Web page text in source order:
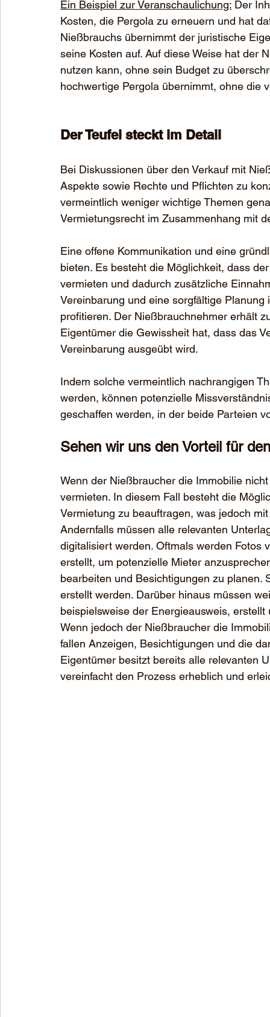
Ein Beispiel zur Veranschaulichung: Der
Kosten, die Pergola zu erneuern und hat
Nießbrauchs übernimmt der juristische
seine Kosten auf. Auf diese Weise hat der
nutzen kann, ohne sein Budget zu
hochwertige Pergola übernimmt, ohne die
Der Teufel steckt im Detail
Bei Diskussionen über den Verkauf mit
Aspekte sowie Rechte und Pflichten zu
vermeintlich weniger wichtige Themen
Vermietungsrecht im Zusammenhang mit
Eine offene Kommunikation und eine
bieten. Es besteht die Möglichkeit, dass
vermieten und dadurch zusätzliche
Vereinbarung und eine sorgfältige
profitieren. Der Nießbrauchnehmer erhält
Eigentümer die Gewissheit hat, dass das
Vereinbarung ausgeübt wird.
Indem solche vermeintlich nachrangigen
werden, können potenzielle
geschaffen werden, in der beide Parteien
Sehen wir uns den Vorteil für
Wenn der Nießbraucher die Immobilie
vermieten. In diesem Fall besteht die
Vermietung zu beauftragen, was jedoch
Andernfalls müssen alle relevanten
digitalisiert werden. Oftmals werden
erstellt, um potenzielle Mieter
bearbeiten und Besichtigungen zu
erstellt werden. Darüber hinaus müssen
beispielsweise der Energieausweis,
Wenn jedoch der Nießbraucher die
fallen Anzeigen, Besichtigungen und die
Eigentümer besitzt bereits alle relevanten
vereinfacht den Prozess erheblich und